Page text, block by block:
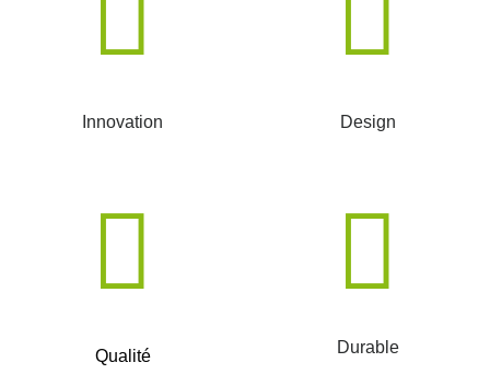
Innovation Design
Qualité Durable